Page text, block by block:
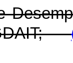
GDAIT;